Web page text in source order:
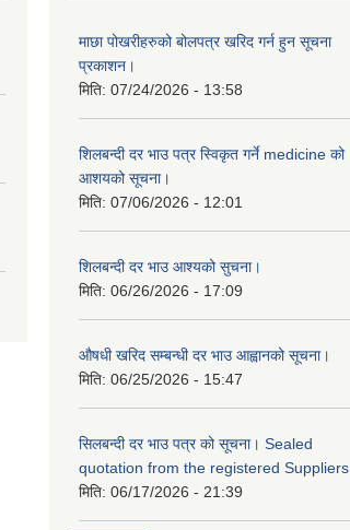
माछा पोखरीहरुको बोलपत्र खरिद गर्न हुन सूचना
प्रकाशन।
मिति: 07/24/2026 - 13:58
शिलबन्दी दर भाउ पत्र स्विकृत गर्ने medicine को
आशयको सूचना।
मिति: 07/06/2026 - 12:01
शिलबन्दी दर भाउ आश्यको सुचना।
मिति: 06/26/2026 - 17:09
औषधी खरिद सम्बन्धी दर भाउ आह्वानको सूचना।
मिति: 06/25/2026 - 15:47
सिलबन्दी दर भाउ पत्र को सूचना। Sealed
quotation from the registered Suppliers
मिति: 06/17/2026 - 21:39